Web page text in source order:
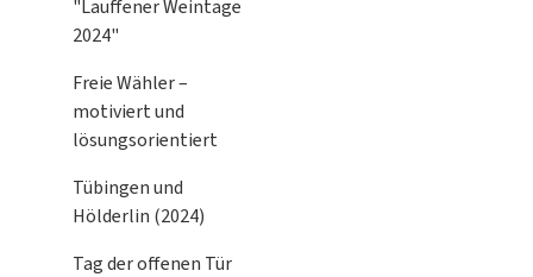
"Lauffener Weintage
2024"
Freie Wähler –
motiviert und
lösungsorientiert
Tübingen und
Hölderlin (2024)
Tag der offenen Tür